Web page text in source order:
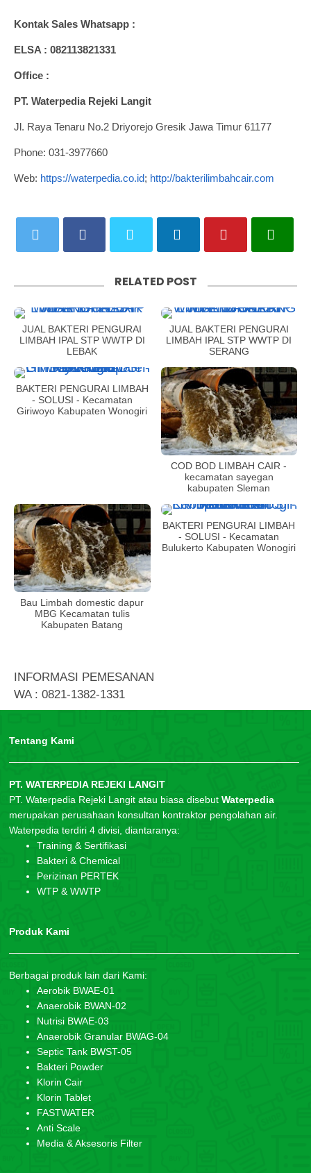
Kontak Sales Whatsapp :
ELSA : 082113821331
Office :
PT. Waterpedia Rejeki Langit
Jl. Raya Tenaru No.2 Driyorejo Gresik Jawa Timur 61177
Phone: 031-3977660
Web: https://waterpedia.co.id; http://bakterilimbahcair.com
RELATED POST
JUAL BAKTERI PENGURAI
LIMBAH IPAL STP WWTP DI
LEBAK
JUAL BAKTERI PENGURAI
LIMBAH IPAL STP WWTP DI
SERANG
BAKTERI PENGURAI LIMBAH
- SOLUSI - Kecamatan
Giriwoyo Kabupaten Wonogiri
COD BOD LIMBAH CAIR -
kecamatan sayegan
kabupaten Sleman
Bau Limbah domestic dapur
MBG Kecamatan tulis
Kabupaten Batang
BAKTERI PENGURAI LIMBAH
- SOLUSI - Kecamatan
Bulukerto Kabupaten Wonogiri
INFORMASI PEMESANAN
WA : 0821-1382-1331
Tentang Kami
PT. WATERPEDIA REJEKI LANGIT
PT. Waterpedia Rejeki Langit atau biasa disebut Waterpedia
merupakan perusahaan konsultan kontraktor pengolahan air.
Waterpedia terdiri 4 divisi, diantaranya:
Training & Sertifikasi
Bakteri & Chemical
Perizinan PERTEK
WTP & WWTP
Produk Kami
Berbagai produk lain dari Kami:
Aerobik BWAE-01
Anaerobik BWAN-02
Nutrisi BWAE-03
Anaerobik Granular BWAG-04
Septic Tank BWST-05
Bakteri Powder
Klorin Cair
Klorin Tablet
FASTWATER
Anti Scale
Media & Aksesoris Filter